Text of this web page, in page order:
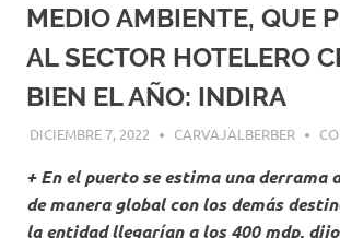
MEDIO AMBIENTE, QUE
AL SECTOR HOTELERO
BIEN EL AÑO: INDIRA
DICIEMBRE 7, 2022 CARVAJALBERBER
+ En el puerto se estima una derrama
de manera global con los demás
la entidad llegarían a los 400 mdp,